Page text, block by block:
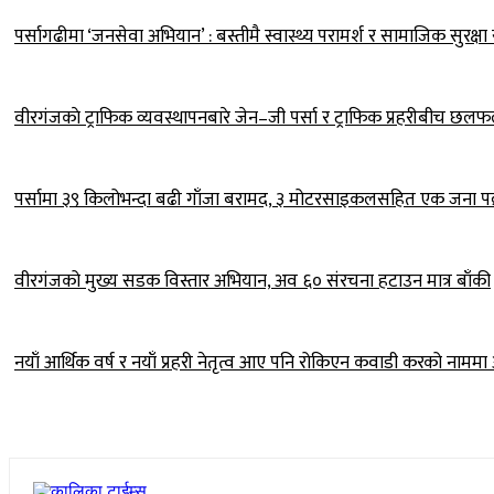
पर्सागढीमा ‘जनसेवा अभियान’ : बस्तीमै स्वास्थ्य परामर्श र सामाजिक
वीरगंजकाे ट्राफिक व्यवस्थापनबारे जेन–जी पर्सा र ट्राफिक प्रहरीबीच
पर्सामा ३९ किलोभन्दा बढी गाँजा बरामद, ३ मोटरसाइकलसहित एक जना
वीरगंजको मुख्य सडक विस्तार अभियान, अव ६० संरचना हटाउन मात्र बाँकी
नयाँ आर्थिक वर्ष र नयाँ प्रहरी नेतृत्व आए पनि रोकिएन कवाडी करको